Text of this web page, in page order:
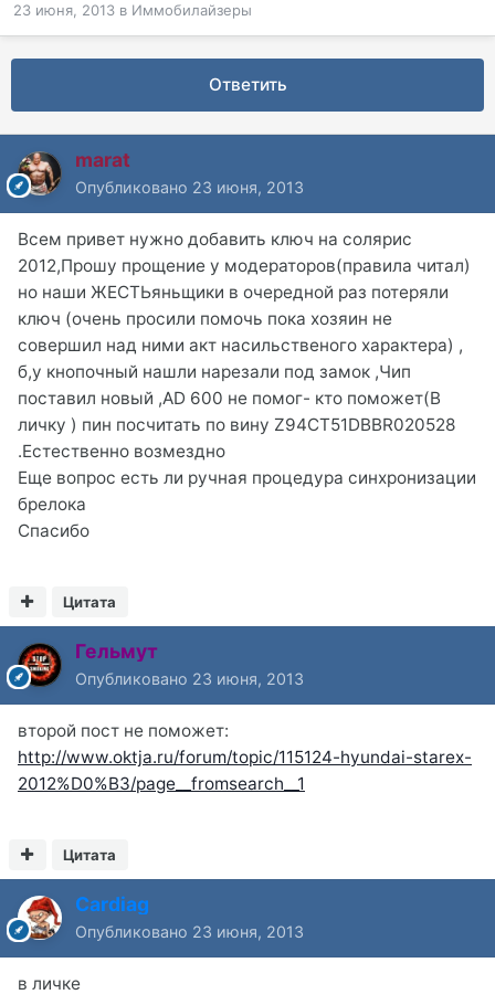
23 июня, 2013 в Иммобилайзеры
Ответить
marat
Опубликовано 23 июня, 2013
Всем привет нужно добавить ключ на солярис
2012,Прошу прощение у модераторов(правила читал)
но наши ЖЕСТЬяньщики в очередной раз потеряли
ключ (очень просили помочь пока хозяин не
совершил над ними акт насильственого характера) ,
б,у кнопочный нашли нарезали под замок ,Чип
поставил новый ,AD 600 не помог- кто поможет(В
личку ) пин посчитать по вину Z94CT51DBBR020528
.Естественно возмездно
Еще вопрос есть ли ручная процедура синхронизации
брелока
Спасибо
Цитата
Гельмут
Опубликовано 23 июня, 2013
второй пост не поможет:
http://www.oktja.ru/forum/topic/115124-hyundai-starex-
2012%D0%B3/page__fromsearch__1
Цитата
Cardiag
Опубликовано 23 июня, 2013
в личке